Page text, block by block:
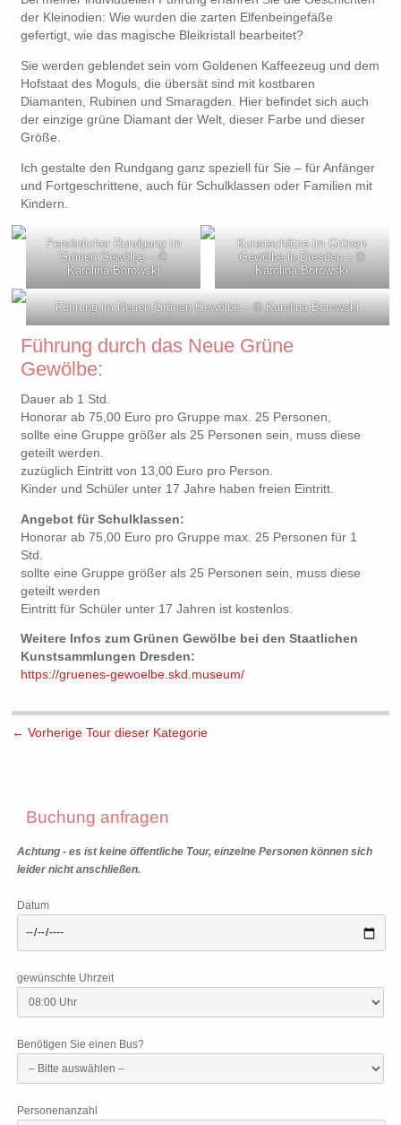
der Kleinodien: Wie wurden die zarten Elfenbeingefäße
gefertigt, wie das magische Bleikristall bearbeitet?
Sie werden geblendet sein vom Goldenen Kaffeezeug und dem
Hofstaat des Moguls, die übersät sind mit kostbaren
Diamanten, Rubinen und Smaragden. Hier befindet sich auch
der einzige grüne Diamant der Welt, dieser Farbe und dieser
Größe.
Ich gestalte den Rundgang ganz speziell für Sie – für Anfänger
und Fortgeschrittene, auch für Schulklassen oder Familien mit
Kindern.
Persönlicher Rundgang im
Grünen Gewölbe – ©
Karolina Borowski
Kunstschätze im Grünen
Gewölbe in Dresden – ©
Karolina Borowski
Führung im Neuen Grünen Gewölbe – © Karolina Borowski
Führung durch das Neue Grüne
Gewölbe:
Dauer ab 1 Std.
Honorar ab 75,00 Euro pro Gruppe max. 25 Personen,
sollte eine Gruppe größer als 25 Personen sein, muss diese
geteilt werden.
zuzüglich Eintritt von 13,00 Euro pro Person.
Kinder und Schüler unter 17 Jahre haben freien Eintritt.
Angebot für Schulklassen:
Honorar ab 75,00 Euro pro Gruppe max. 25 Personen für 1
Std.
sollte eine Gruppe größer als 25 Personen sein, muss diese
geteilt werden
Eintritt für Schüler unter 17 Jahren ist kostenlos.
Weitere Infos zum Grünen Gewölbe bei den Staatlichen
Kunstsammlungen Dresden:
https://gruenes-gewoelbe.skd.museum/
← Vorherige Tour dieser Kategorie
Buchung anfragen
Achtung - es ist keine öffentliche Tour, einzelne Personen können sich
leider nicht anschließen.
Datum
gewünschte Uhrzeit
Benötigen Sie einen Bus?
Personenanzahl